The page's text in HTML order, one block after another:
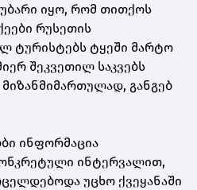
იყო, რომ თითქოს
რუსეთის
ტურისტებს ტყეში მარტო
შეკვეთილ საკვებს
განგებ
ინფორმაცია
ინტერვალით,
უცხო ქვეყანაში